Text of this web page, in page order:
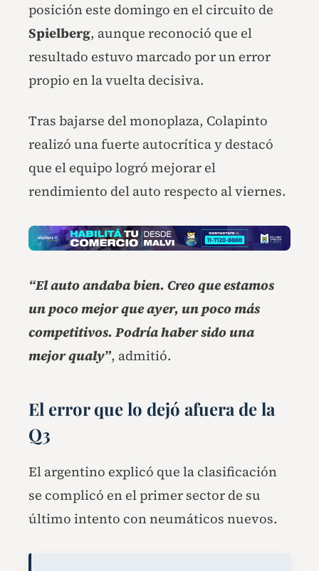
posición este domingo en el circuito de
Spielberg, aunque reconoció que el
resultado estuvo marcado por un error
propio en la vuelta decisiva.
Tras bajarse del monoplaza, Colapinto
realizó una fuerte autocrítica y destacó
que el equipo logró mejorar el
rendimiento del auto respecto al viernes.
“El auto andaba bien. Creo que estamos
un poco mejor que ayer, un poco más
competitivos. Podría haber sido una
mejor qualy”, admitió.
El error que lo dejó afuera de la
Q3
El argentino explicó que la clasificación
se complicó en el primer sector de su
último intento con neumáticos nuevos.